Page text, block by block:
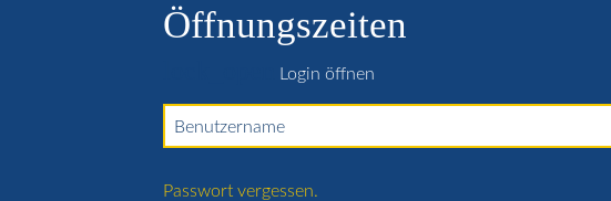
Öffnungszeiten
Login öffnen
Benutzername
Passwort vergessen.